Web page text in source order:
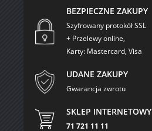
BEZPIECZNE ZAKUPY
Szyfrowany protokół SSL
+ Przelewy online,
Karty: Mastercard, Visa
UDANE ZAKUPY
Gwarancja zwrotu
SKLEP INTERNETOWY
71 721 11 11